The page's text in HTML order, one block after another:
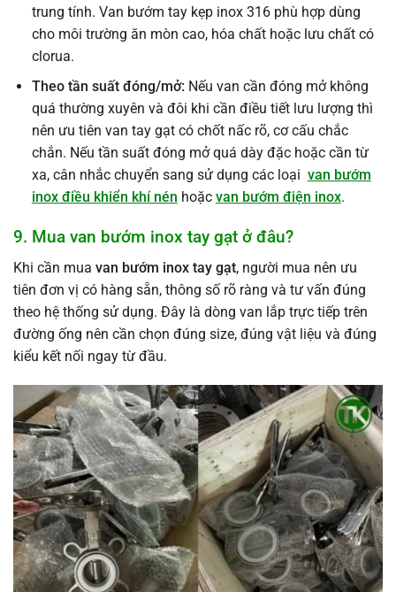
trung tính. Van bướm tay kẹp inox 316 phù hợp dùng
cho môi trường ăn mòn cao, hóa chất hoặc lưu chất có
clorua.
Theo tần suất đóng/mở: Nếu van cần đóng mở không
quá thường xuyên và đôi khi cần điều tiết lưu lượng thì
nên ưu tiên van tay gạt có chốt nấc rõ, cơ cấu chắc
chắn. Nếu tần suất đóng mở quá dày đặc hoặc cần từ
xa, cân nhắc chuyển sang sử dụng các loại van bướm
inox điều khiển khí nén hoặc van bướm điện inox.
9. Mua van bướm inox tay gạt ở đâu?
Khi cần mua van bướm inox tay gạt, người mua nên ưu
tiên đơn vị có hàng sẵn, thông số rõ ràng và tư vấn đúng
theo hệ thống sử dụng. Đây là dòng van lắp trực tiếp trên
đường ống nên cần chọn đúng size, đúng vật liệu và đúng
kiểu kết nối ngay từ đầu.